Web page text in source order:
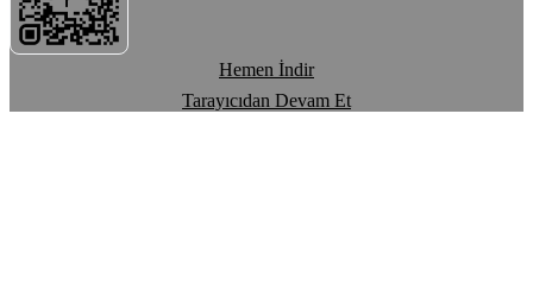
Hemen İndir
Tarayıcıdan Devam Et